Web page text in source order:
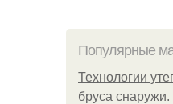
Популярные
Технологии
бруса